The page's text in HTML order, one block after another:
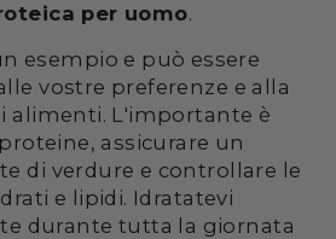
per uomo.
esempio e può essere
vostre preferenze e alla
alimenti. L'importante è
assicurare un
di verdure e controllare le
e lipidi. Idratatevi
durante tutta la giornata